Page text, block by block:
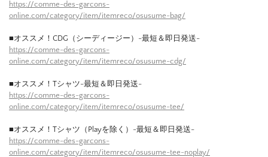
https://comme-des-garcons-
online.com/category/item/itemreco/osusume-bag/
■オススメ！CDG（シーディージー）-最短＆即日発送-
https://comme-des-garcons-
online.com/category/item/itemreco/osusume-cdg/
■オススメ！Tシャツ-最短＆即日発送-
https://comme-des-garcons-
online.com/category/item/itemreco/osusume-tee/
■オススメ！Tシャツ（Playを除く）-最短＆即日発送-
https://comme-des-garcons-
online.com/category/item/itemreco/osusume-tee-noplay/